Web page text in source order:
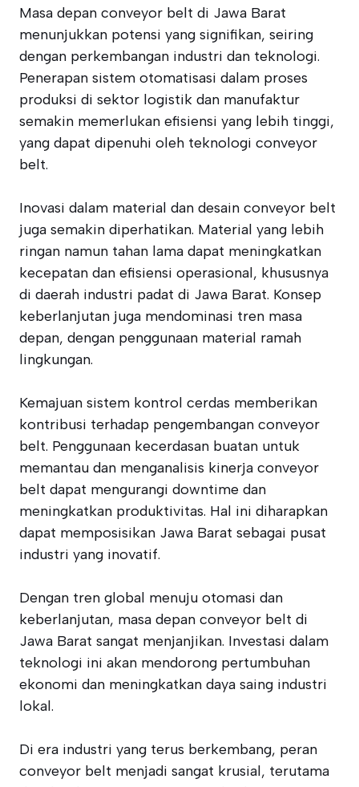
Masa depan conveyor belt di Jawa Barat
menunjukkan potensi yang signifikan, seiring
dengan perkembangan industri dan teknologi.
Penerapan sistem otomatisasi dalam proses
produksi di sektor logistik dan manufaktur
semakin memerlukan efisiensi yang lebih tinggi,
yang dapat dipenuhi oleh teknologi conveyor
belt.
Inovasi dalam material dan desain conveyor belt
juga semakin diperhatikan. Material yang lebih
ringan namun tahan lama dapat meningkatkan
kecepatan dan efisiensi operasional, khususnya
di daerah industri padat di Jawa Barat. Konsep
keberlanjutan juga mendominasi tren masa
depan, dengan penggunaan material ramah
lingkungan.
Kemajuan sistem kontrol cerdas memberikan
kontribusi terhadap pengembangan conveyor
belt. Penggunaan kecerdasan buatan untuk
memantau dan menganalisis kinerja conveyor
belt dapat mengurangi downtime dan
meningkatkan produktivitas. Hal ini diharapkan
dapat memposisikan Jawa Barat sebagai pusat
industri yang inovatif.
Dengan tren global menuju otomasi dan
keberlanjutan, masa depan conveyor belt di
Jawa Barat sangat menjanjikan. Investasi dalam
teknologi ini akan mendorong pertumbuhan
ekonomi dan meningkatkan daya saing industri
lokal.
Di era industri yang terus berkembang, peran
conveyor belt menjadi sangat krusial, terutama